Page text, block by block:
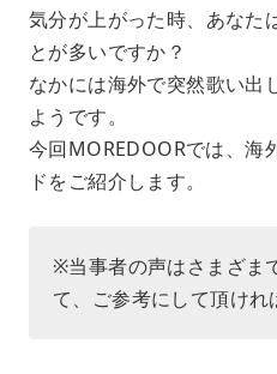
気分が上がった時、あなた
とが多いですか？
なかには海外で突然歌い出
ようです。
今回MOREDOORでは、海
ドをご紹介します。
※当事者の声はさまざま
て、ご参考にして頂けれ